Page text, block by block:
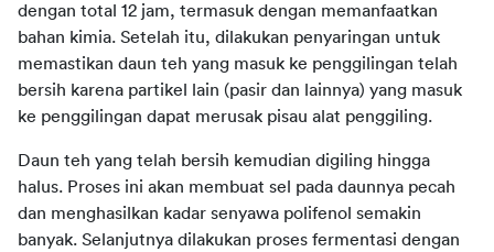
dengan total 12 jam, termasuk dengan memanfaatkan
bahan kimia. Setelah itu, dilakukan penyaringan untuk
memastikan daun teh yang masuk ke penggilingan telah
bersih karena partikel lain (pasir dan lainnya) yang masuk
ke penggilingan dapat merusak pisau alat penggiling.
Daun teh yang telah bersih kemudian digiling hingga
halus. Proses ini akan membuat sel pada daunnya pecah
dan menghasilkan kadar senyawa polifenol semakin
banyak. Selanjutnya dilakukan proses fermentasi dengan